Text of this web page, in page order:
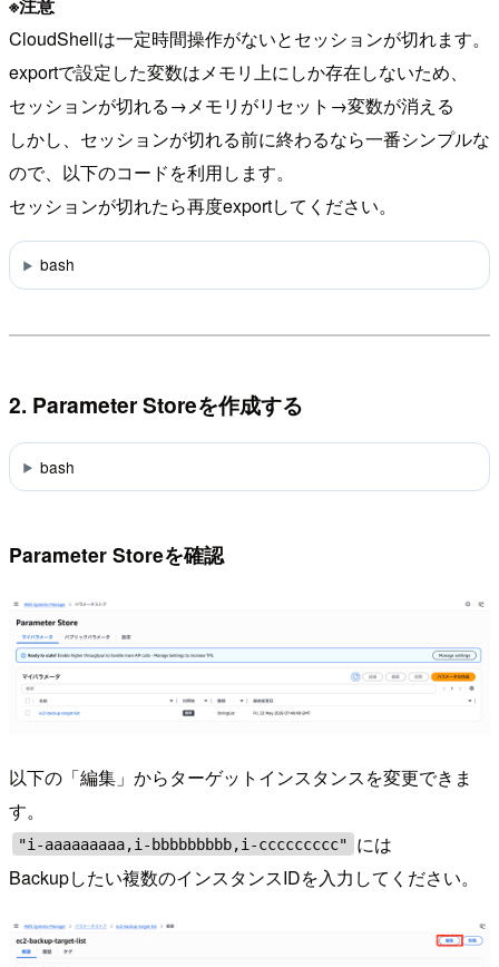
CloudShellは一定時間操作がないとセッションが切れます。
exportで設定した変数はメモリ上にしか存在しないため、
セッションが切れる→メモリがリセット→変数が消える
しかし、セッションが切れる前に終わるなら一番シンプルな
ので、以下のコードを利用します。
セッションが切れたら再度exportしてください。
bash
2. Parameter Storeを作成する
bash
Parameter Storeを確認
以下の「編集」からターゲットインスタンスを変更できま
す。
"i-aaaaaaaaa,i-bbbbbbbbb,i-ccccccccc"
には
Backupしたい複数のインスタンスIDを入力してください。